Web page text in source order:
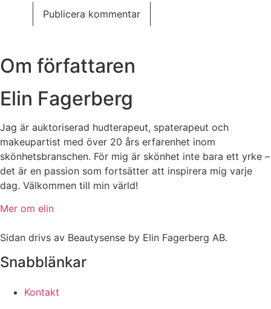
Om författaren
Elin Fagerberg
Jag är auktoriserad hudterapeut, spaterapeut och
makeupartist med över 20 års erfarenhet inom
skönhetsbranschen. För mig är skönhet inte bara ett yrke –
det är en passion som fortsätter att inspirera mig varje
dag. Välkommen till min värld!
Mer om elin
Sidan drivs av Beautysense by Elin Fagerberg AB.
Snabblänkar
Kontakt